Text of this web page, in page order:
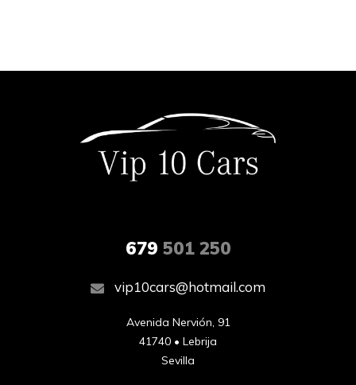
679 501 250
vip10cars@hotmail.com
Avenida Nervión, 91
41740 • Lebrija
Sevilla